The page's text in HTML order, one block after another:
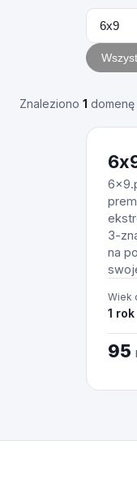
Znaleziono 1 domenę
3-
na
Wiek
1 rok
95